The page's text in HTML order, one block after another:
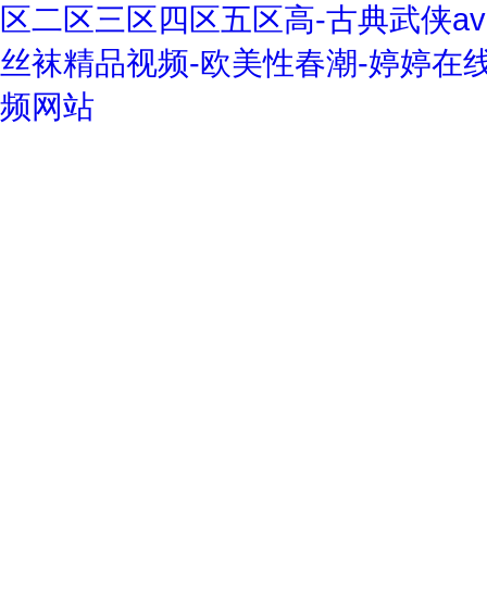
区二区三区四区五区高-古典武侠
丝袜精品视频-欧美性春潮-婷婷在
频网站